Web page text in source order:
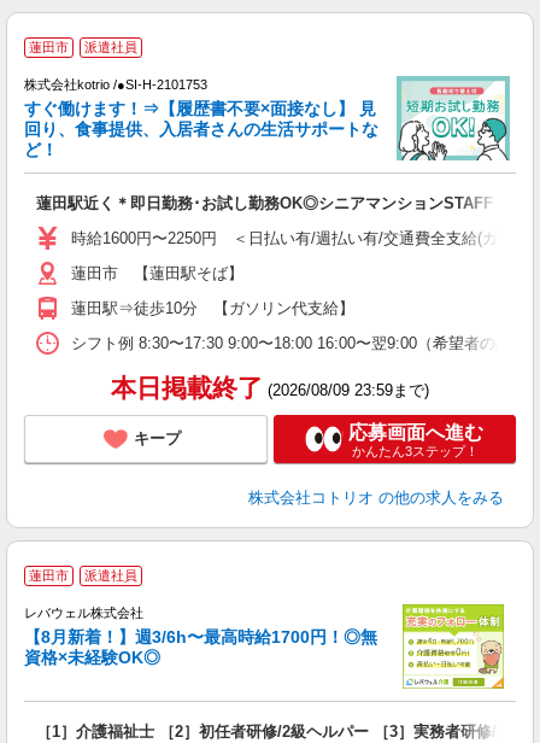
蓮田市 派遣社員
株式会社kotrio /●SI-H-2101753
すぐ働けます！⇒【履歴書不要×面接なし】 見
回り、食事提供、入居者さんの生活サポートな
ど！
蓮田駅近く＊即日勤務･お試し勤務OK◎シニアマンションSTAFF
時給1600円〜2250円 ＜日払い有/週払い有/交通費全支給(ガソリ
蓮田市 【蓮田駅そば】
蓮田駅⇒徒歩10分 【ガソリン代支給】
シフト例 8:30〜17:30 9:00〜18:00 16:00〜翌9:00（希望者のみ）
本日掲載終了 (2026/08/09 23:59まで)
キープ 応募画面へ進む
かんたん3ステップ！
株式会社コトリオ の他の求人をみる
蓮田市 派遣社員
レバウェル株式会社
【8月新着！】週3/6h〜最高時給1700円！◎無
資格×未経験OK◎
［1］介護福祉士 ［2］初任者研修/2級ヘルパー ［3］実務者研修/1級